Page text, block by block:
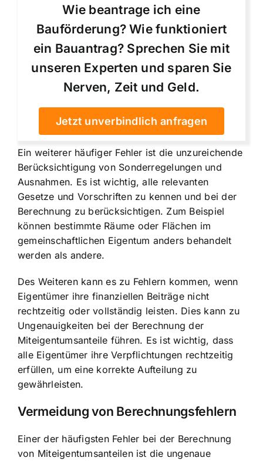
Wie beantrage ich eine
Bauförderung? Wie funktioniert
ein Bauantrag? Sprechen Sie mit
unseren Experten und sparen Sie
Nerven, Zeit und Geld.
Jetzt unverbindlich anfragen
Ein weiterer häufiger Fehler ist die unzureichende
Berücksichtigung von Sonderregelungen und
Ausnahmen. Es ist wichtig, alle relevanten
Gesetze und Vorschriften zu kennen und bei der
Berechnung zu berücksichtigen. Zum Beispiel
können bestimmte Räume oder Flächen im
gemeinschaftlichen Eigentum anders behandelt
werden als andere.
Des Weiteren kann es zu Fehlern kommen, wenn
Eigentümer ihre finanziellen Beiträge nicht
rechtzeitig oder vollständig leisten. Dies kann zu
Ungenauigkeiten bei der Berechnung der
Miteigentumsanteile führen. Es ist wichtig, dass
alle Eigentümer ihre Verpflichtungen rechtzeitig
erfüllen, um eine korrekte Aufteilung zu
gewährleisten.
Vermeidung von Berechnungsfehlern
Einer der häufigsten Fehler bei der Berechnung
von Miteigentumsanteilen ist die ungenaue